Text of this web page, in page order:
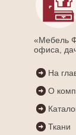
«Мебель
офиса,
На
О
Ткани